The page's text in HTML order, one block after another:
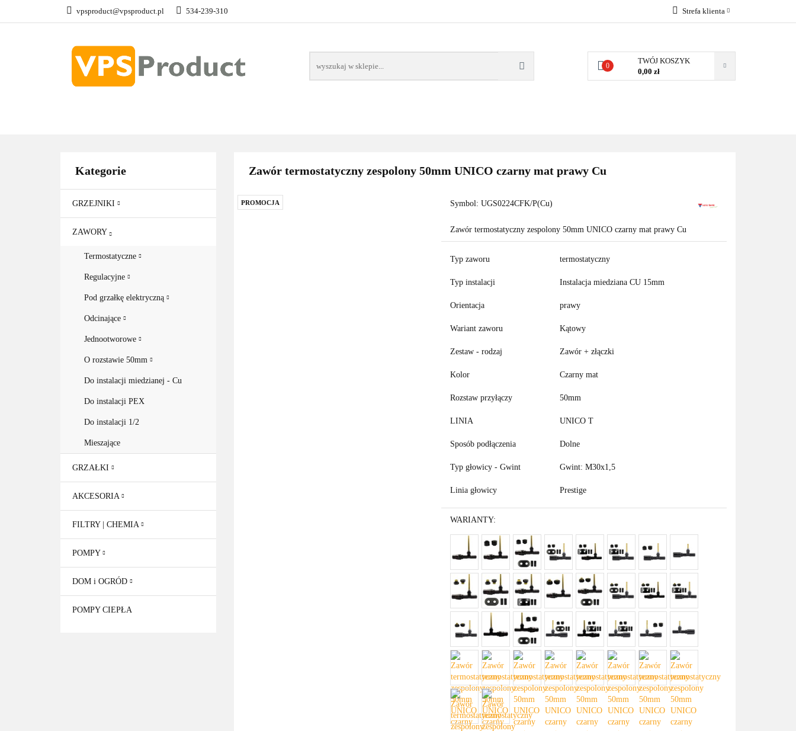
vpsproduct@vpsproduct.pl 534-239-310 Strefa klienta
Zarejestruj się
0
TWÓJ KOSZYK
0,00 zł
GRZEJNIKI
Kategorie
GRZEJNIKI
ZAWORY
Termostatyczne
Regulacyjne
Pod grzałkę elektryczną
Odcinające
Jednootworowe
O rozstawie 50mm
Do instalacji miedzianej - Cu
Do instalacji PEX
Do instalacji 1/2
Mieszające
GRZAŁKI
AKCESORIA
FILTRY | CHEMIA
POMPY
DOM i OGRÓD
POMPY CIEPŁA
Zawór termostatyczny zespolony 50mm UNICO czarny mat prawy Cu
PROMOCJA Symbol:UGS0224CFK/P(Cu)
Zawór termostatyczny zespolony 50mm UNICO czarny mat prawy Cu
Typ zaworu termostatyczny
Typ instalacji Instalacja miedziana CU 15mm
Orientacja prawy
Wariant zaworu Kątowy
Zestaw - rodzaj Zawór + złączki
Kolor Czarny mat
Rozstaw przyłączy 50mm
LINIA UNICO T
Sposób podłączenia Dolne
Typ głowicy - Gwint Gwint: M30x1,5
Linia głowicy Prestige
WARIANTY: